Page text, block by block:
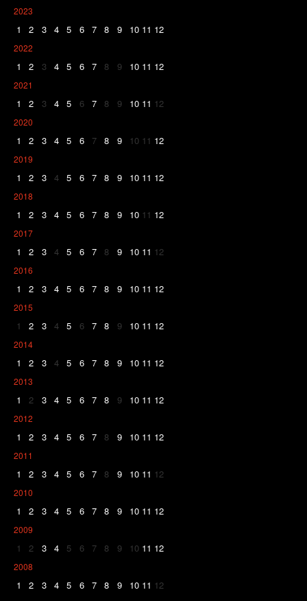
2023
1 2 3 4 5 6 7 8 9 10 11 12
2022
1 2 3 4 5 6 7 8 9 10 11 12
2021
1 2 3 4 5 6 7 8 9 10 11 12
2020
1 2 3 4 5 6 7 8 9 10 11 12
2019
1 2 3 4 5 6 7 8 9 10 11 12
2018
1 2 3 4 5 6 7 8 9 10 11 12
2017
1 2 3 4 5 6 7 8 9 10 11 12
2016
1 2 3 4 5 6 7 8 9 10 11 12
2015
1 2 3 4 5 6 7 8 9 10 11 12
2014
1 2 3 4 5 6 7 8 9 10 11 12
2013
1 2 3 4 5 6 7 8 9 10 11 12
2012
1 2 3 4 5 6 7 8 9 10 11 12
2011
1 2 3 4 5 6 7 8 9 10 11 12
2010
1 2 3 4 5 6 7 8 9 10 11 12
2009
1 2 3 4 5 6 7 8 9 10 11 12
2008
1 2 3 4 5 6 7 8 9 10 11 12